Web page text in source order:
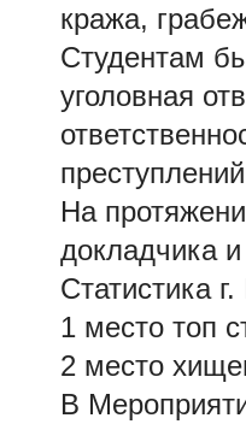
кража,
Студентам
уголовная
На
докладчика
Статистика
1 место топ
2 место
В